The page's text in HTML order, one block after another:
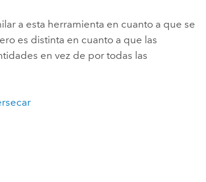
a esta herramienta en cuanto a que se
es distinta en cuanto a que las
en vez de por todas las